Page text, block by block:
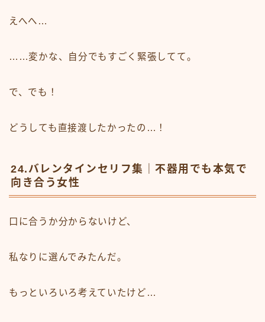
えへへ…
……変かな、自分でもすごく緊張してて。
で、でも！
どうしても直接渡したかったの…！
24.バレンタインセリフ集｜不器用でも本気で
向き合う女性
口に合うか分からないけど、
私なりに選んでみたんだ。
もっといろいろ考えていたけど…